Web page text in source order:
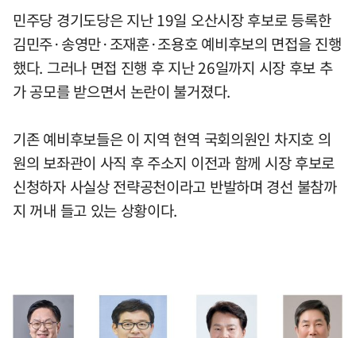
민주당 경기도당은 지난 19일 오산시장 후보로 등록한
김민주·송영만·조재훈·조용호 예비후보의 면접을 진행
했다. 그러나 면접 진행 후 지난 26일까지 시장 후보 추
가 공모를 받으면서 논란이 불거졌다.
기존 예비후보들은 이 지역 현역 국회의원인 차지호 의
원의 보좌관이 사직 후 주소지 이전과 함께 시장 후보로
신청하자 사실상 전략공천이라고 반발하며 경선 불참까
지 꺼내 들고 있는 상황이다.